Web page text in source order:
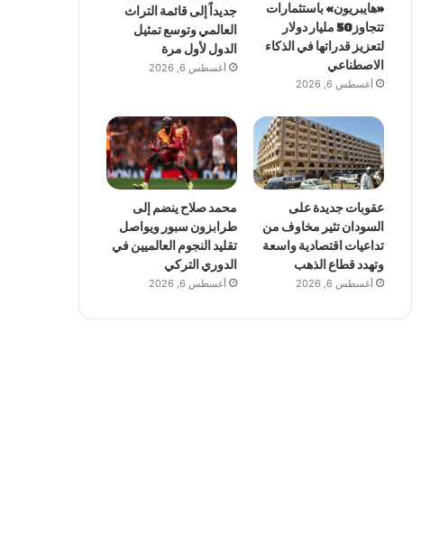
«هايبريون» باستثمارات
تتجاوز 50 مليار دولار
لتعزيز قدراتها في الذكاء
الاصطناعي
أغسطس 6, 2026
جديداً إلى قائمة التراث
العالمي وتوسع تمثيل
الدول لأول مرة
أغسطس 6, 2026
عقوبات جديدة على
السودان تثير مخاوف من
تداعيات اقتصادية واسعة
وتهدد قطاع الذهب
أغسطس 6, 2026
محمد صلاح ينضم إلى
طرابزون سبور ويواصل
تقليد النجوم العالميين في
الدوري التركي
أغسطس 6, 2026